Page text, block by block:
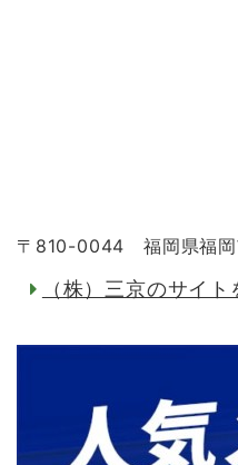
〒810-0044 福岡県福岡
（株）三京のサイト